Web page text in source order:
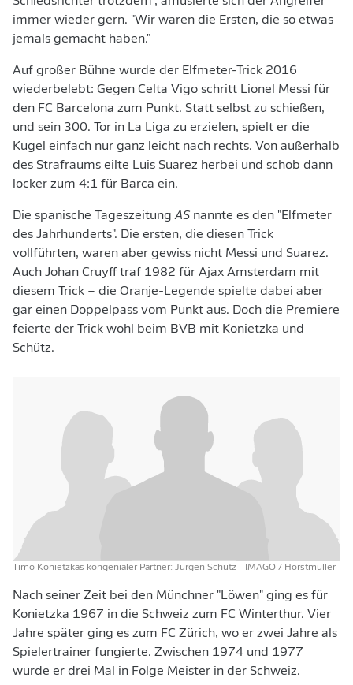
immer wieder gern. "Wir waren die Ersten, die so etwas
jemals gemacht haben."
Auf großer Bühne wurde der Elfmeter-Trick 2016
wiederbelebt: Gegen Celta Vigo schritt Lionel Messi für
den FC Barcelona zum Punkt. Statt selbst zu schießen,
und sein 300. Tor in La Liga zu erzielen, spielt er die
Kugel einfach nur ganz leicht nach rechts. Von außerhalb
des Strafraums eilte Luis Suarez herbei und schob dann
locker zum 4:1 für Barca ein.
Die spanische TageszeitungAS nannte es den "Elfmeter
des Jahrhunderts". Die ersten, die diesen Trick
vollführten, waren aber gewiss nicht Messi und Suarez.
Auch Johan Cruyff traf 1982 für Ajax Amsterdam mit
diesem Trick – die Oranje-Legende spielte dabei aber
gar einen Doppelpass vom Punkt aus. Doch die Premiere
feierte der Trick wohl beim BVB mit Konietzka und
Schütz.
Timo Konietzkas kongenialer Partner: Jürgen Schütz - IMAGO / Horstmüller
Nach seiner Zeit bei den Münchner "Löwen" ging es für
Konietzka 1967 in die Schweiz zum FC Winterthur. Vier
Jahre später ging es zum FC Zürich, wo er zwei Jahre als
Spielertrainer fungierte. Zwischen 1974 und 1977
wurde er drei Mal in Folge Meister in der Schweiz.